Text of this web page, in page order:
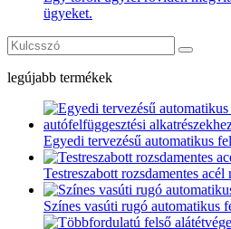
ügyeket.
legújabb termékek
Egyedi tervezésű automatikus
Testreszabott rozsdamentes acél
Színes vasúti rugó automatikus